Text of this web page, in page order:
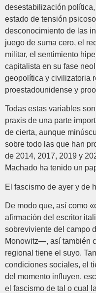
desestabilización
estado de tensión
desconocimiento de las
juego de suma cero, el
militar, el sentimiento
capitalista en su fase
geopolítica y civilizatoria
proestadounidense y
Todas estas variables
praxis de una parte
de cierta, aunque
sobre todo las que han
de 2014, 2017, 2019 y
Machado ha tenido un
El fascismo de ayer y de
De modo que, así como
afirmación del escritor
sobreviviente del campo
Monowitz—, así también
regional tiene el suyo.
condiciones sociales, el
del momento influyen,
el fascismo de tal o cual